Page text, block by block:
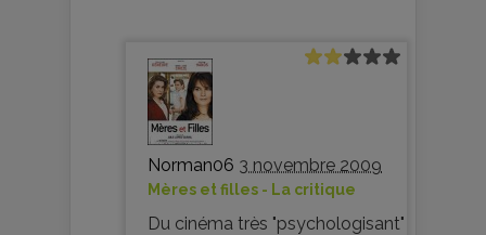
Norman06 3 novembre 2009
Mères et filles - La critique
Du cinéma très "psychologisant"